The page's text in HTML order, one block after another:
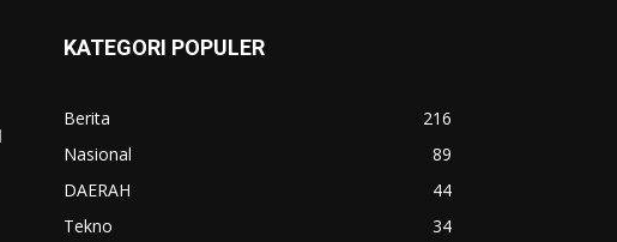
KATEGORI POPULER
Berita
216
Nasional
89
DAERAH
44
Tekno
34